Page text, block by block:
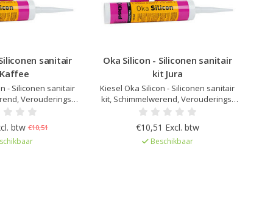
sanitair
- Siliconen sanitair
Verouderings-
Elastisch na
Zeer lage emissie
btw €10,51
Oka Silicon - Siliconen sanitair
kit Jura
Kiesel Oka Silicon - Siliconen sanitair
kit, Schimmelwerend, Verouderings-
en UV bestendig, Elastisch na
Servoperl Royal, Zeer lage emissie
EC1Plus gelicentieerd
€10,51 Excl. btw
Beschikbaar